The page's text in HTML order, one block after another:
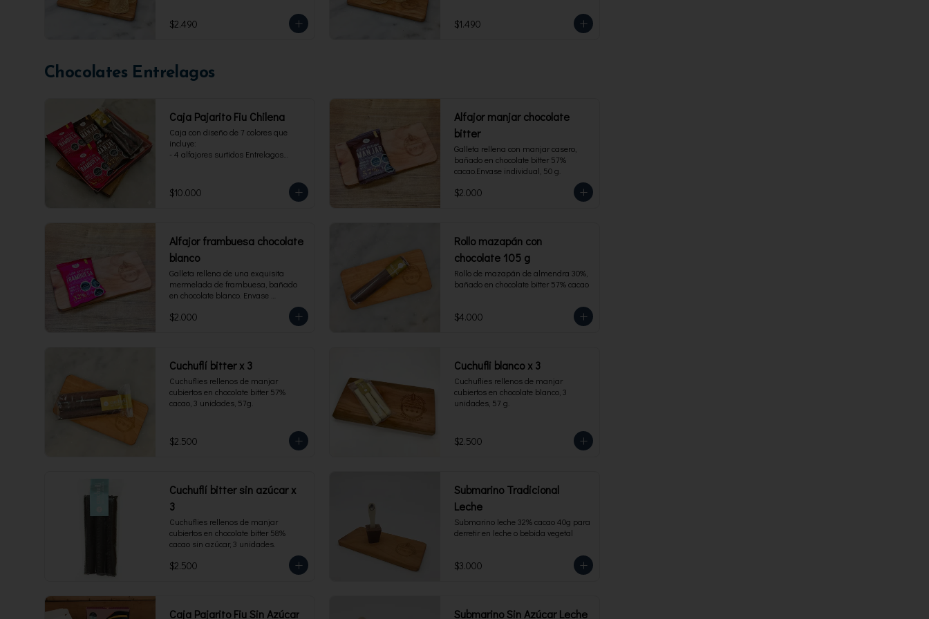
$2.490 $1.490
Chocolates Entrelagos
Caja Pajarito Fiu Chilena
Caja con diseño de 7 colores que
incluye:
- 4 alfajores surtidos Entrelagos
$10.000
Alfajor manjar chocolate
bitter
Galleta rellena con manjar casero,
bañado en chocolate bitter 57%
cacao.Envase individual, 50 g.
$2.000
Alfajor frambuesa chocolate
blanco
Galleta rellena de una exquisita
mermelada de frambuesa, bañado
en chocolate blanco. Envase
$2.000
Rollo mazapán con
chocolate 105 g
Rollo de mazapán de almendra 30%,
bañado en chocolate bitter 57% cacao
$4.000
Cuchuflí bitter x 3
Cuchuflies rellenos de manjar
cubiertos en chocolate bitter 57%
cacao, 3 unidades, 57g.
$2.500
Cuchufli blanco x 3
Cuchuflies rellenos de manjar
cubiertos en chocolate blanco, 3
unidades, 57 g.
$2.500
Cuchuflí bitter sin azúcar x
3
Cuchuflies rellenos de manjar
cubiertos en chocolate bitter 58%
cacao sin azúcar, 3 unidades.
$2.500
Submarino Tradicional
Leche
Submarino leche 32% cacao 40g para
derretir en leche o bebida vegetal
$3.000
Caja Pajarito Fiu Sin Azúcar Submarino Sin Azúcar Leche